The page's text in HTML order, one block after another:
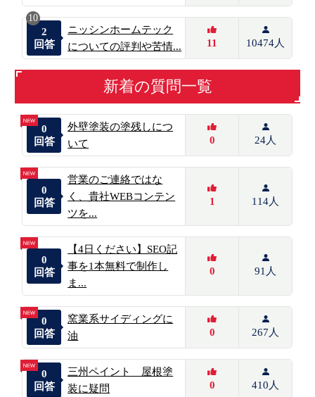
10
2
回答
ニッシンホームテック
についての評判や苦情...
11 10474人
新着の質問一覧
0
回答
外壁塗装の塗残しにつ
いて
0 24人
0
回答
営業のご連絡ではな
く、貴社WEBコンテン
ツを...
1 114人
0
回答
【4日ください】SEO記
事を1本無料で制作し
ま...
0 91人
0
回答
窯業系サイディングに
油
0 267人
0
回答
三州ペイント 屋根塗
装に疑問
0 410人